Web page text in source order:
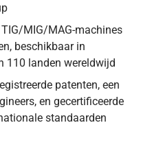
MIG/MAG-machines
beschikbaar in
110 landen wereldwijd
patenten, een
en gecertificeerde
standaarden